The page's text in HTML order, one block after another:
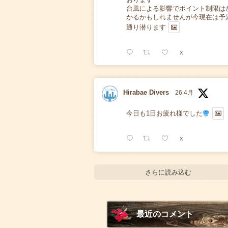
台風による影響でポイント制限は
かるかもしれませんが今現在は予
通り潜ります
X
Hirabae Divers 26 4月
今日も1日お疲れ様でした
X
さらに読み込む
最近のコメント